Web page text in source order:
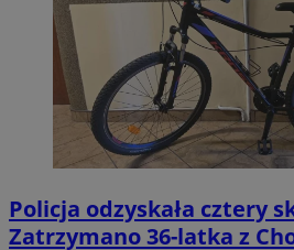
Policja odzyskała cztery
Zatrzymano 36-latka z